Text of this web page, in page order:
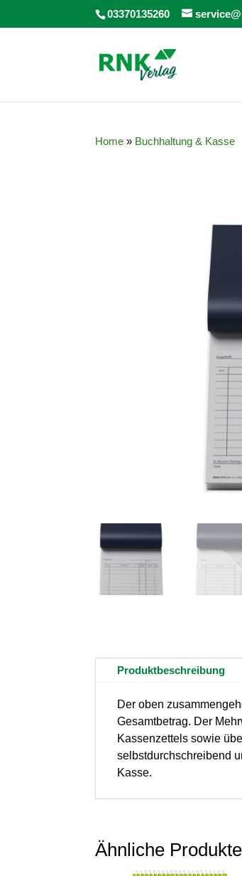
03370135260
Home » Buchhaltung & Kasse
Produktbeschreibung
Der oben
Gesamtbetrag. Der
Kassenzettels sowie
selbstdurchschreibend
Kasse.
Ähnliche Produkte